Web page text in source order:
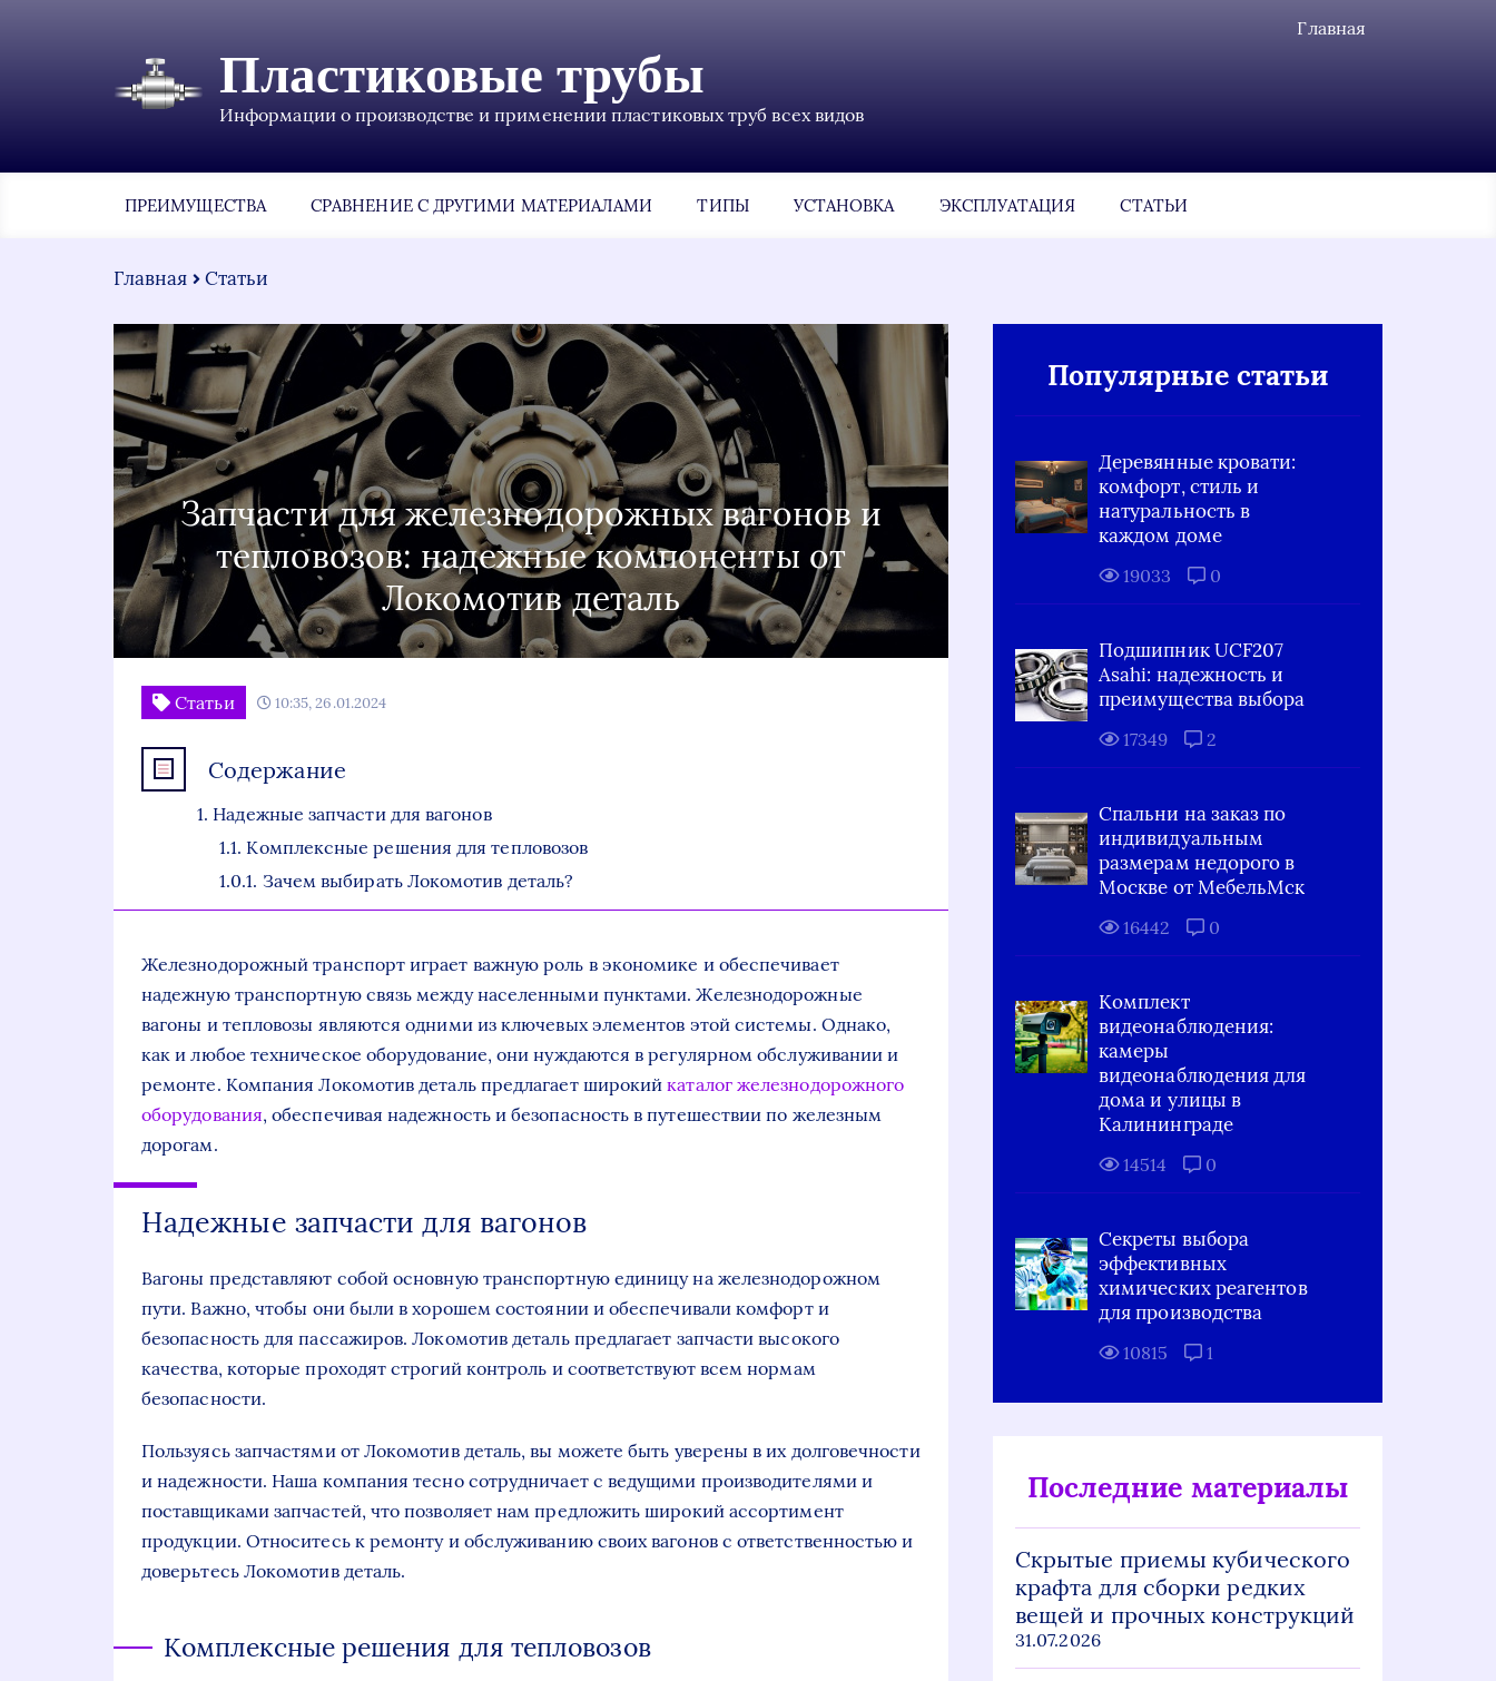
Главная
Пластиковые трубы
Информации о производстве и применении пластиковых труб всех видов
ПРЕИМУЩЕСТВА СРАВНЕНИЕ С ДРУГИМИ МАТЕРИАЛАМИ ТИПЫ УСТАНОВКА ЭКСПЛУАТАЦИЯ СТАТЬИ
Главная Статьи
Запчасти для железнодорожных вагонов и
тепловозов: надежные компоненты от
Локомотив деталь
Статьи 10:35, 26.01.2024
Содержание
Надежные запчасти для вагонов
Комплексные решения для тепловозов
Зачем выбирать Локомотив деталь?
Железнодорожный транспорт играет важную роль в экономике и обеспечивает
надежную транспортную связь между населенными пунктами. Железнодорожные
вагоны и тепловозы являются одними из ключевых элементов этой системы. Однако,
как и любое техническое оборудование, они нуждаются в регулярном обслуживании и
ремонте. Компания Локомотив деталь предлагает широкийкаталог железнодорожного
оборудования, обеспечивая надежность и безопасность в путешествии по железным
дорогам.
Надежные запчасти для вагонов
Вагоны представляют собой основную транспортную единицу на железнодорожном
пути. Важно, чтобы они были в хорошем состоянии и обеспечивали комфорт и
безопасность для пассажиров. Локомотив деталь предлагает запчасти высокого
качества, которые проходят строгий контроль и соответствуют всем нормам
безопасности.
Пользуясь запчастями от Локомотив деталь, вы можете быть уверены в их долговечности
и надежности. Наша компания тесно сотрудничает с ведущими производителями и
поставщиками запчастей, что позволяет нам предложить широкий ассортимент
продукции. Относитесь к ремонту и обслуживанию своих вагонов с ответственностью и
доверьтесь Локомотив деталь.
Комплексные решения для тепловозов
Популярные статьи
Деревянные кровати:
комфорт, стиль и
натуральность в
каждом доме
19033 0
Подшипник UCF207
Asahi: надежность и
преимущества выбора
17349 2
Спальни на заказ по
индивидуальным
размерам недорого в
Москве от МебельМск
16442 0
Комплект
видеонаблюдения:
камеры
видеонаблюдения для
дома и улицы в
Калининграде
14514 0
Секреты выбора
эффективных
химических реагентов
для производства
10815 1
Последние материалы
Скрытые приемы кубического
крафта для сборки редких
вещей и прочных конструкций
31.07.2026